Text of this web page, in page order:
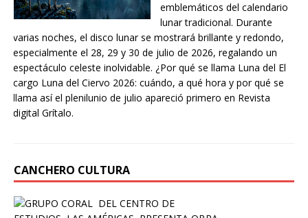
emblemáticos del calendario
lunar tradicional. Durante
varias noches, el disco lunar se mostrará brillante y redondo,
especialmente el 28, 29 y 30 de julio de 2026, regalando un
espectáculo celeste inolvidable. ¿Por qué se llama Luna del El
cargo Luna del Ciervo 2026: cuándo, a qué hora y por qué se
llama así el plenilunio de julio apareció primero en Revista
digital Grítalo.
CANCHERO CULTURA